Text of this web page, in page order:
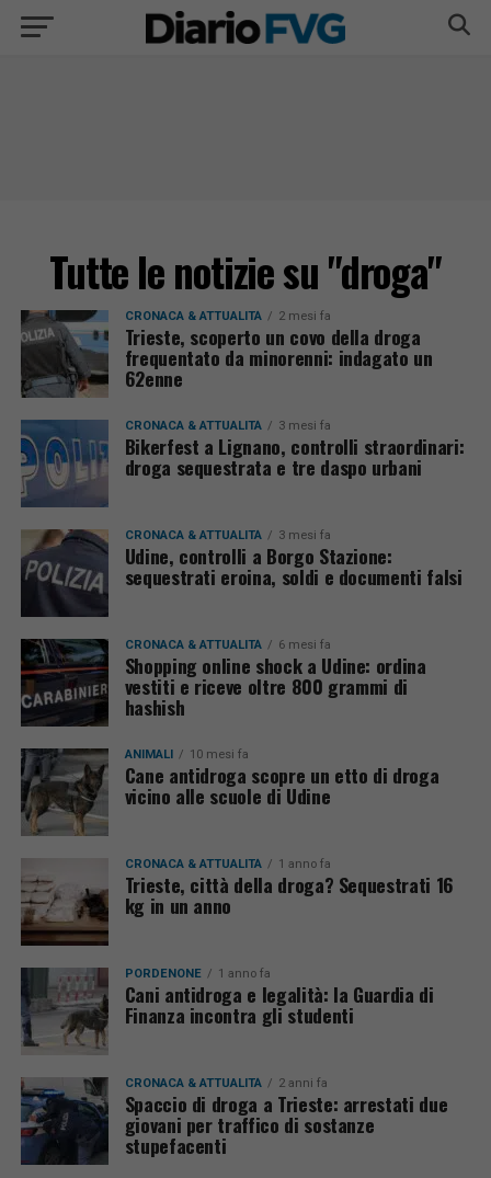
Tutte le notizie su "droga"
CRONACA & ATTUALITÀ 2 mesi fa
Trieste, scoperto un covo della droga
frequentato da minorenni: indagato un
62enne
CRONACA & ATTUALITÀ 3 mesi fa
Bikerfest a Lignano, controlli straordinari:
droga sequestrata e tre daspo urbani
CRONACA & ATTUALITÀ 3 mesi fa
Udine, controlli a Borgo Stazione:
sequestrati eroina, soldi e documenti falsi
CRONACA & ATTUALITÀ 6 mesi fa
Shopping online shock a Udine: ordina
vestiti e riceve oltre 800 grammi di
hashish
ANIMALI 10 mesi fa
Cane antidroga scopre un etto di droga
vicino alle scuole di Udine
CRONACA & ATTUALITÀ 1 anno fa
Trieste, città della droga? Sequestrati 16
kg in un anno
PORDENONE 1 anno fa
Cani antidroga e legalità: la Guardia di
Finanza incontra gli studenti
CRONACA & ATTUALITÀ 2 anni fa
Spaccio di droga a Trieste: arrestati due
giovani per traffico di sostanze
stupefacenti